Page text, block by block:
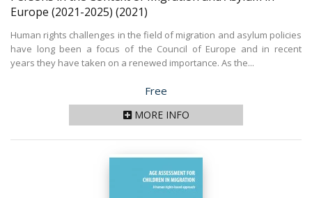
Europe (2021-2025) (2021)
Human rights challenges in the field of migration and asylum policies
have long been a focus of the Council of Europe and in recent
years they have taken on a renewed importance. As the...
Price
Free
MORE INFO